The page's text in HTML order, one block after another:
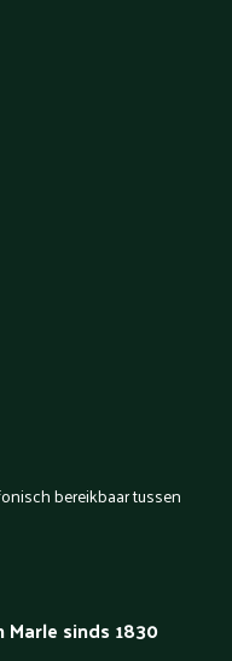
bereikbaar tussen
Marle sinds 1830